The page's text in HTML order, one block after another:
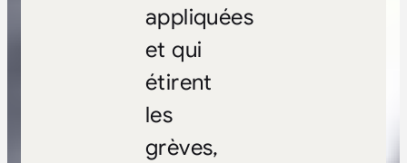
appliquées
et qui
étirent
les
grèves,